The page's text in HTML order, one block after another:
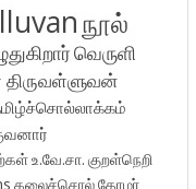
நூல்
வெருளி
உ.வே.சா. குறள்நெறி
கலைச்சொல்தோழர்